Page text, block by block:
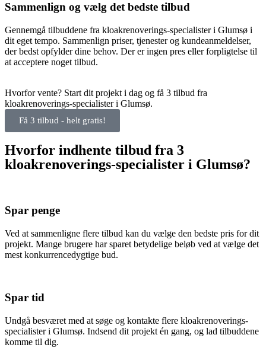
Sammenlign og vælg det bedste tilbud
Gennemgå tilbuddene fra kloakrenoverings-specialister i Glumsø i
dit eget tempo. Sammenlign priser, tjenester og kundeanmeldelser,
der bedst opfylder dine behov. Der er ingen pres eller forpligtelse til
at acceptere noget tilbud.
Hvorfor vente? Start dit projekt i dag og få 3 tilbud fra
kloakrenoverings-specialister i Glumsø.
Få 3 tilbud - helt gratis!
Hvorfor indhente tilbud fra 3
kloakrenoverings-specialister i Glumsø?
Spar penge
Ved at sammenligne flere tilbud kan du vælge den bedste pris for dit
projekt. Mange brugere har sparet betydelige beløb ved at vælge det
mest konkurrencedygtige bud.
Spar tid
Undgå besværet med at søge og kontakte flere kloakrenoverings-
specialister i Glumsø. Indsend dit projekt én gang, og lad tilbuddene
komme til dig.